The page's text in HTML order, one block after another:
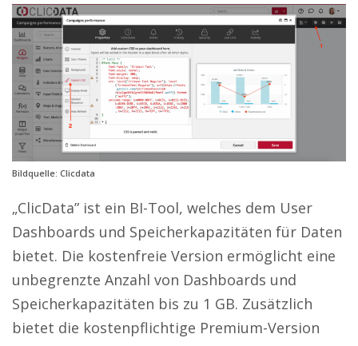
Bildquelle: Clicdata
„ClicData” ist ein BI-Tool, welches dem User
Dashboards und Speicherkapazitäten für Daten
bietet. Die kostenfreie Version ermöglicht eine
unbegrenzte Anzahl von Dashboards und
Speicherkapazitäten bis zu 1 GB. Zusätzlich
bietet die kostenpflichtige Premium-Version